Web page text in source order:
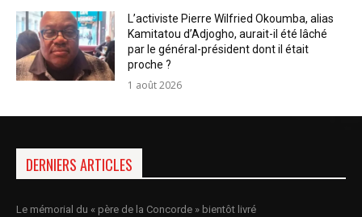
L’activiste Pierre Wilfried Okoumba, alias
Kamitatou d’Adjogho, aurait-il été lâché
par le général-président dont il était
proche ?
1 août 2026
DERNIERS ARTICLES
Le mémorial du « père de la Concorde » bientôt livré